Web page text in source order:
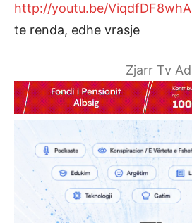
http://youtu.be/ViqdfDF8whA
te renda, edhe vrasje
Zjarr Tv Ad